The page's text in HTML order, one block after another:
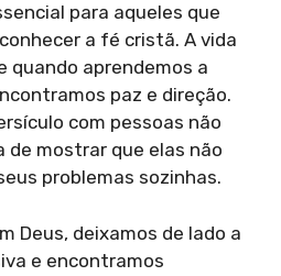
para aqueles que
a fé cristã. A vida
quando aprendemos a
paz e direção.
com pessoas não
de mostrar que elas não
problemas sozinhas.
Deus, deixamos de lado a
e encontramos